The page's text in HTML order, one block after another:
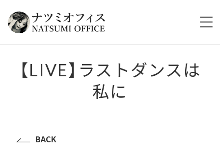
HOME
ABOUT
【LIVE】ラストダンスは
私に
BACK